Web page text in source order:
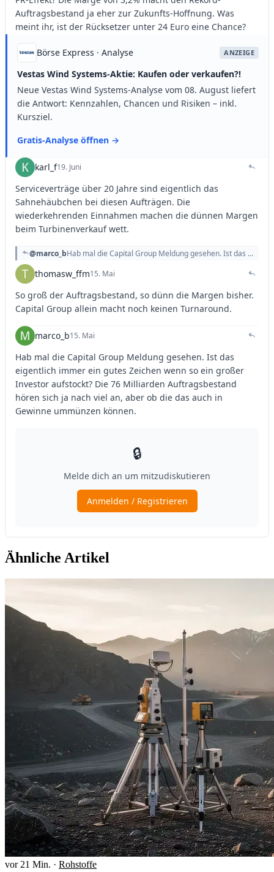
Ähnliche Artikel
vor 21 Min. · Rohstoffe